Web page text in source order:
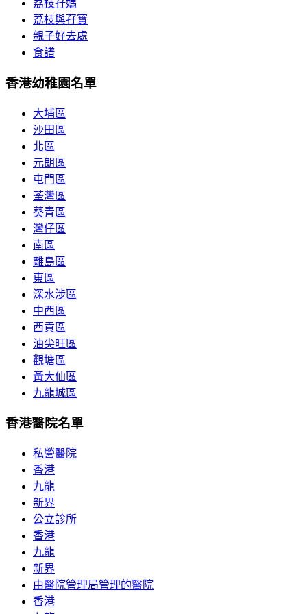
荔枝孖媽
荔枝與孖寶
親子好去處
食譜
香港幼稚園名單
大埔區
沙田區
北區
元朗區
屯門區
荃灣區
葵青區
灣仔區
南區
離島區
東區
深水涉區
中西區
西貢區
油尖旺區
觀塘區
黃大仙區
九龍城區
香港醫院名單
私營醫院
香港
九龍
新界
公立診所
香港
九龍
新界
由醫院管理局管理的醫院
香港